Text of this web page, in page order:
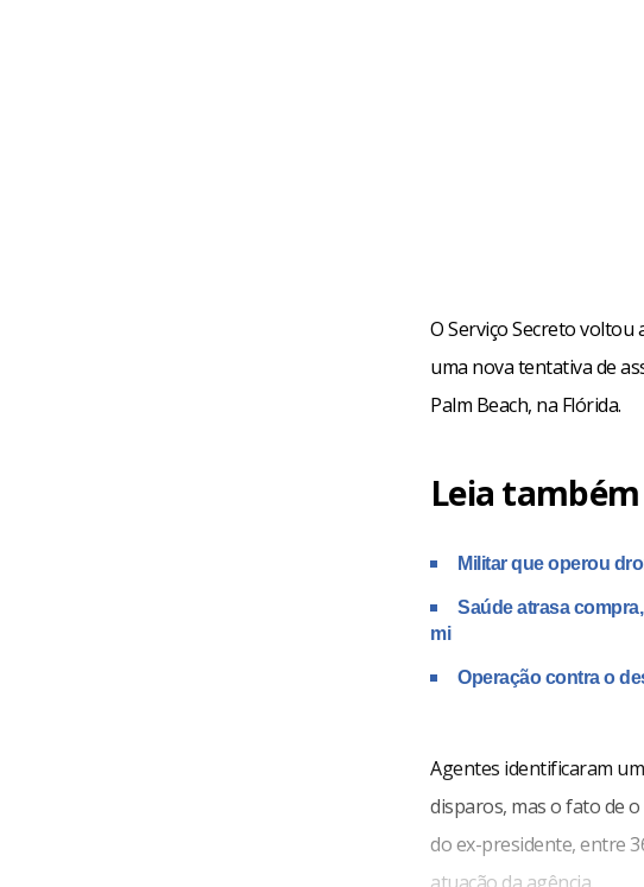
O Serviço Secreto voltou
uma nova tentativa de
Palm Beach, na Flórida.
Leia também
Militar que operou
Saúde atrasa
mi
Operação contra o
Agentes identificaram
disparos, mas o fato de
do ex-presidente, entre